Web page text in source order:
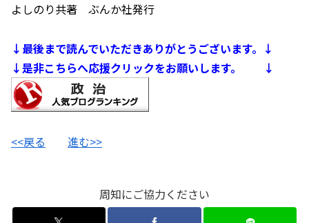
よしのり共著 ぶんか社発行
↓最後まで読んでいただきありがとうございます。↓
↓是非こちらへ応援クリックをお願いします。 ↓
<<戻る 進む>>
周知にご協力ください